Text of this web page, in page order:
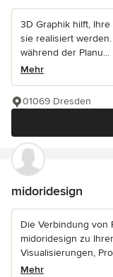
3D Graphik hilft,
sie realisiert
während der Planu...
Mehr
01069 Dresden
midoridesign
Die Verbindung von
midoridesign zu
Visualisierungen,
Mehr